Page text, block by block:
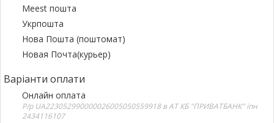
Meest пошта
Укрпошта
Нова Пошта (поштомат)
Новая Почта(курьер)
Варіанти оплати
Онлайн оплата
Р/р UA223052990000026005050559918 в АТ КБ "ПРИВАТБАНК" іпн
2434116107